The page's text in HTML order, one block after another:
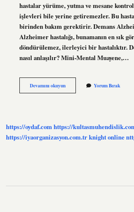
hastalar yürüme, yutma ve mesane
işlevleri bile yerine getiremezler. Bu
birinden bakım gerektirir. Demans
Alzheimer hastalığı, bunamanın en sık
döndürülemez, ilerleyici bir hastalıktır.
nasıl anlaşılır? Mini-Mental Muayene,…
Devamını okuyunAlzheimer
Ve
Yorum Bırak
https://oydaf.comhttps://
https://iyaorganizasyon.com.trknight online